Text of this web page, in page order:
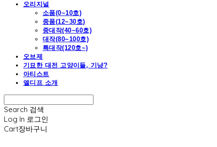
오리지널
소품(0~10호)
중품(12~30호)
중대작(40~60호)
대작(80~100호)
특대작(120호~)
오브제
기묘한 대전 고양이들, 기냥?
아티스트
엘디프 소개
Search 검색
Log In 로그인
Cart장바구니